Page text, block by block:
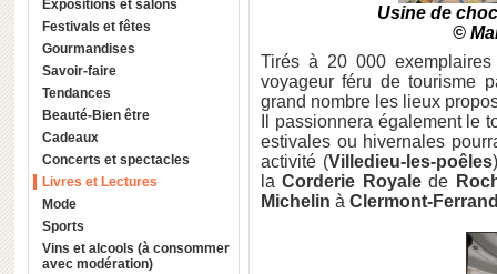
Expositions et salons
Festivals et fêtes
Gourmandises
Savoir-faire
Tendances
Beauté-Bien être
Cadeaux
Concerts et spectacles
Livres et Lectures
Mode
Sports
Vins et alcools (à consommer
avec modération)
Usine de
©
Tirés à 20 000
voyageur féru de tourisme
grand nombre les lieux
Il passionnera également le
estivales ou hivernales
activité (Villedieu-les-poêles
laCorderie Royalede
Michelin à Clermont-